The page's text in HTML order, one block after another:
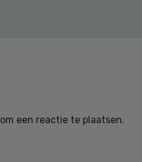
om een reactie te plaatsen.